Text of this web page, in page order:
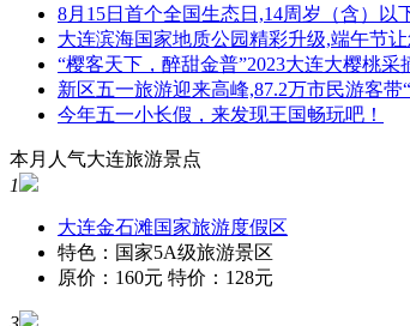
8月15日首个全国生态日,14周岁（含）以
大连滨海国家地质公园精彩升级,端午节
“樱客天下，醉甜金普”2023大连大樱桃采
新区五一旅游迎来高峰,87.2万市民游客带
今年五一小长假，来发现王国畅玩吧！
本月人气大连旅游景点
1
大连金石滩国家旅游度假区
特色：国家5A级旅游景区
原价：160元 特价：128元